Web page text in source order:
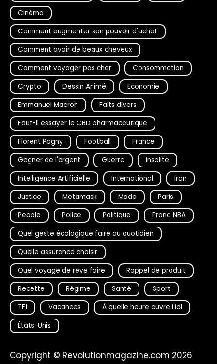
Cinéma
Comment augmenter son pouvoir d'achat
Comment avoir de beaux cheveux
Comment voyager pas cher
Consommation
Crypto
Dessin Animé
Economie
Emmanuel Macron
Faits divers
Faut-il essayer le CBD pharmaceutique
Florent Pagny
Football
France
Gagner de l'argent
Guerre
Insolite
Intelligence Artificielle
International
Iran
Justice
Metamask Mode
Paris
People
Police Politique
Prono NBA
Quel geste écologique faire au quotidien
Quelle assurance choisir
Quel voyage de rêve faire
Rappel de produit
Recette
Régime Santé
Sport
TF1
Vacances
À quelle heure ouvre Lidl
États-Unis
Copyright © Revolutionmagazine.com 2026